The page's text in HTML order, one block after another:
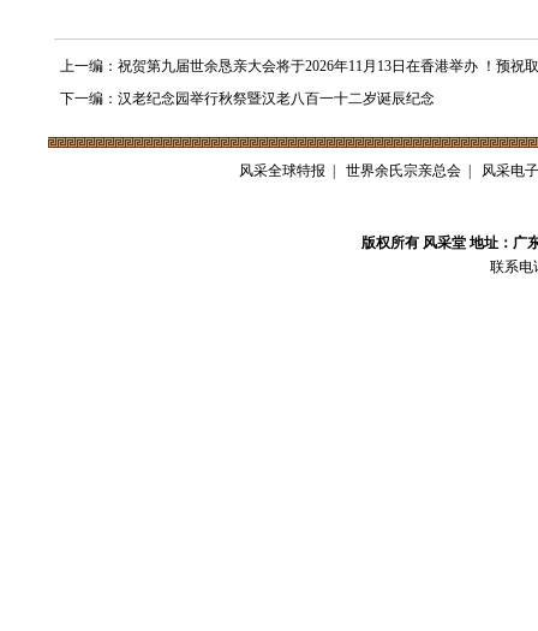
上一编：祝贺第九届世余恳亲大会将于2026年11月13日在香港举办 ！预祝
下一编：汉老纪念园举行秋祭暨汉老八百一十二岁诞辰纪念
风采全球特报 世界余氏宗亲总会 风采电
版权所有 风采堂 地址：广
联系电